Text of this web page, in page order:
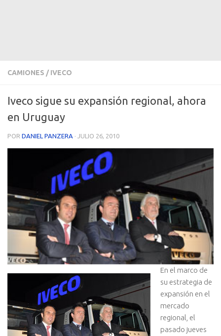
CAMIONES / IVECO
Iveco sigue su expansión regional, ahora
en Uruguay
POR DANIEL PANZERA · JULIO 26, 2010
En el marco de
su estrategia de
expansión en el
mercado
regional, el
pasado jueves